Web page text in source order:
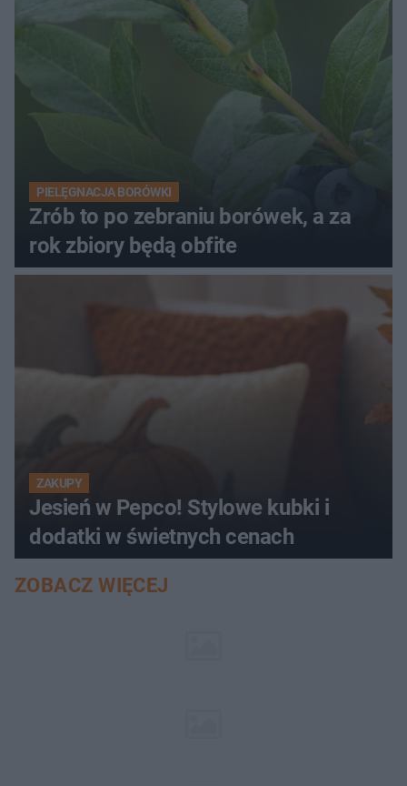
PIELĘGNACJA BORÓWKI
Zrób to po zebraniu borówek, a za
rok zbiory będą obfite
ZAKUPY
Jesień w Pepco! Stylowe kubki i
dodatki w świetnych cenach
ZOBACZ WIĘCEJ